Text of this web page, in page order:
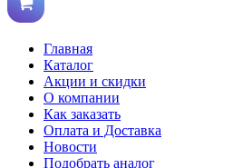
Главная
Каталог
Акции и скидки
О компании
Как заказать
Оплата и Доставка
Новости
Подобрать аналог